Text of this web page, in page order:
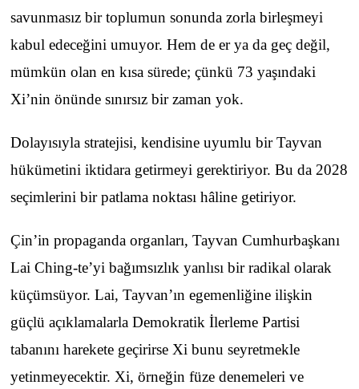
savunmasız bir toplumun sonunda zorla birleşmeyi
kabul edeceğini umuyor. Hem de er ya da geç değil,
mümkün olan en kısa sürede; çünkü 73 yaşındaki
Xi’nin önünde sınırsız bir zaman yok.
Dolayısıyla stratejisi, kendisine uyumlu bir Tayvan
hükümetini iktidara getirmeyi gerektiriyor. Bu da 2028
seçimlerini bir patlama noktası hâline getiriyor.
Çin’in propaganda organları, Tayvan Cumhurbaşkanı
Lai Ching-te’yi bağımsızlık yanlısı bir radikal olarak
küçümsüyor. Lai, Tayvan’ın egemenliğine ilişkin
güçlü açıklamalarla Demokratik İlerleme Partisi
tabanını harekete geçirirse Xi bunu seyretmekle
yetinmeyecektir. Xi, örneğin füze denemeleri ve